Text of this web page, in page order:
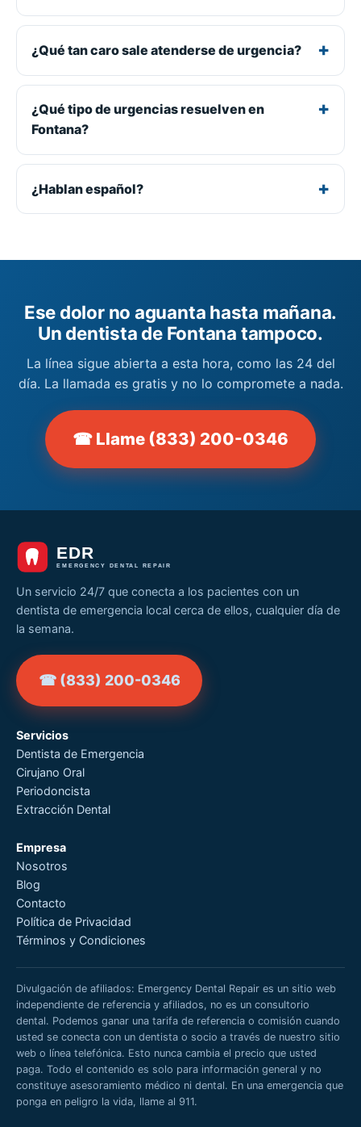
¿Qué tan caro sale atenderse de urgencia?
¿Qué tipo de urgencias resuelven en
Fontana?
¿Hablan español?
Ese dolor no aguanta hasta mañana.
Un dentista de Fontana tampoco.
La línea sigue abierta a esta hora, como las 24 del
día. La llamada es gratis y no lo compromete a nada.
☎ Llame (833) 200-0346
Un servicio 24/7 que conecta a los pacientes con un
dentista de emergencia local cerca de ellos, cualquier día de
la semana.
☎ (833) 200-0346
Servicios
Dentista de Emergencia
Cirujano Oral
Periodoncista
Extracción Dental
Empresa
Nosotros
Blog
Contacto
Política de Privacidad
Términos y Condiciones
Divulgación de afiliados: Emergency Dental Repair es un sitio web
independiente de referencia y afiliados, no es un consultorio
dental. Podemos ganar una tarifa de referencia o comisión cuando
usted se conecta con un dentista o socio a través de nuestro sitio
web o línea telefónica. Esto nunca cambia el precio que usted
paga. Todo el contenido es solo para información general y no
constituye asesoramiento médico ni dental. En una emergencia que
ponga en peligro la vida, llame al 911.